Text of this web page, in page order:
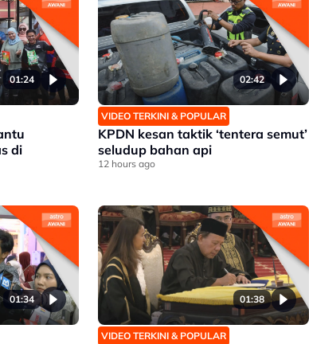
01:24
di
02:42
VIDEO TERKINI & POPULAR
KPDN kesan taktik ‘tentera semut’
seludup bahan api
12 hours ago
01:34 01:38
VIDEO TERKINI & POPULAR